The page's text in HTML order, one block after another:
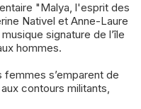
"Malya, l'esprit des
Nativel et Anne-Laure
signature de l’île
hommes.
s’emparent de
contours militants,